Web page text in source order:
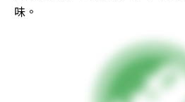
味。